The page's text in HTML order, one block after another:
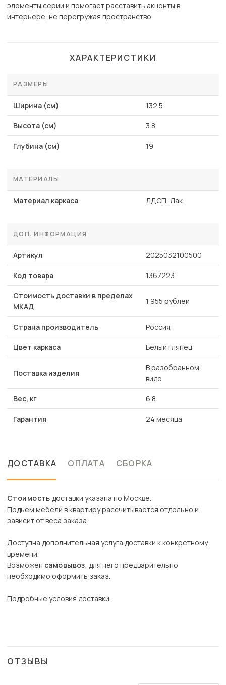
элементы серии и помогает расставить акценты в
интерьере, не перегружая пространство.
ХАРАКТЕРИСТИКИ
РАЗМЕРЫ
Ширина (см) 132.5
Высота (см) 3.8
Глубина (см) 19
МАТЕРИАЛЫ
Материал каркаса ЛДСП, Лак
ДОП. ИНФОРМАЦИЯ
Артикул 2025032100500
Код товара 1367223
Стоимость доставки в пределах
МКАД
1 955 рублей
Страна производитель Россия
Цвет каркаса Белый глянец
Поставка изделия
В разобранном
виде
Вес, кг 6.8
Гарантия 24 месяца
ДОСТАВКА ОПЛАТА СБОРКА
Стоимость доставки указана по Москве.
Подъем мебели в квартиру рассчитывается отдельно и
зависит от веса заказа.
Доступна дополнительная услуга доставки к конкретному
времени.
Возможен самовывоз, для него предварительно
необходимо оформить заказ.
Подробные условия доставки
ОТЗЫВЫ